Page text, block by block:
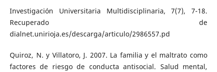
Investigación Universitaria Multidisciplinaria, 7(7), 7-18.
Recuperado de
dialnet.unirioja.es/descarga/articulo/2986557.pd
Quiroz, N. y Villatoro, J. 2007. La familia y el maltrato como
factores de riesgo de conducta antisocial. Salud mental,